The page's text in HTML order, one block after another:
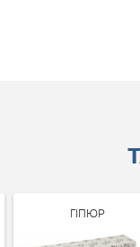
ГІПЮР